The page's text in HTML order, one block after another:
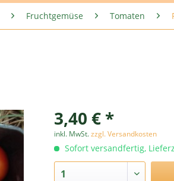
Fruchtgemüse Tomaten
3,40 € *
inkl. MwSt.zzgl. Versandkosten
Sofort versandfertig,